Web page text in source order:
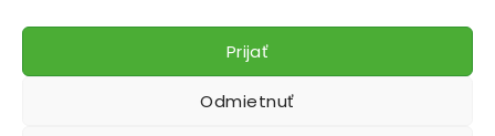
Prijať
Odmietnuť